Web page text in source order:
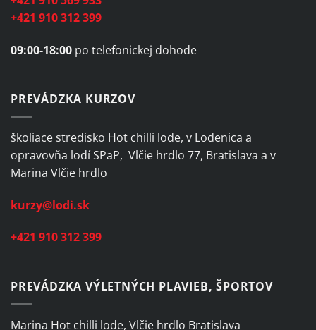
+421 910 312 399
09:00-18:00 po telefonickej dohode
PREVÁDZKA KURZOV
školiace stredisko Hot chilli lode, v Lodenica a
opravovňa lodí SPaP, Vlčie hrdlo 77, Bratislava a v
Marina Vlčie hrdlo
kurzy@lodi.sk
+421 910 312 399
PREVÁDZKA VÝLETNÝCH PLAVIEB, ŠPORTOV
Marina Hot chilli lode, Vlčie hrdlo Bratislava